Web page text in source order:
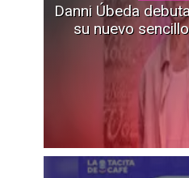
Danni Úbeda
su nuevo